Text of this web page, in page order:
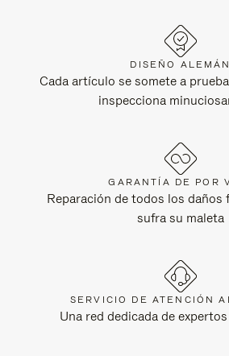
DISEÑO ALEMÁN
Cada artículo se somete a
inspecciona
GARANTÍA DE POR
Reparación de todos los daños
sufra su maleta
SERVICIO DE ATENCIÓN
Una red dedicada de